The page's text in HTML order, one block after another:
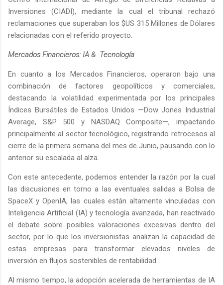
Inversiones (CIADI), mediante la cual el tribunal rechazó
reclamaciones que superaban los $US 315 Millones de Dólares
relacionadas con el referido proyecto.
Mercados Financieros: IA & Tecnología
En cuanto a los Mercados Financieros, operaron bajo una
combinación de factores geopolíticos y comerciales,
destacando la volatilidad experimentada por los principales
Índices Bursátiles de Estados Unidos —Dow Jones Industrial
Average, S&P 500 y NASDAQ Composite—, impactando
principalmente al sector tecnológico, registrando retrocesos al
cierre de la primera semana del mes de Junio, pausando con lo
anterior su escalada al alza.
Con este antecedente, podemos entender la razón por la cual
las discusiones en torno a las eventuales salidas a Bolsa de
SpaceX y OpenIA, las cuales están altamente vinculadas con
Inteligencia Artificial (IA) y tecnología avanzada, han reactivado
el debate sobre posibles valoraciones excesivas dentro del
sector, por lo que los inversionistas analizan la capacidad de
estas empresas para transformar elevados niveles de
inversión en flujos sostenibles de rentabilidad.
Al mismo tiempo, la adopción acelerada de herramientas de IA